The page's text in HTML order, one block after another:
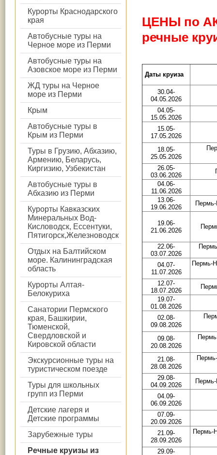
Курорты Краснодарского
края
Автобусные туры на
Черное море из Перми
Автобусные туры на
Азовское море из Перми
ЖД туры на Черное
море из Перми
Крым
Автобусные туры в
Крым из Перми
Туры в Грузию, Абхазию,
Армению, Беларусь,
Киргизию, Узбекистан
Автобусные туры в
Абхазию из Перми
Курорты Кавказских
Минеральных Вод-
Кисловодск, Ессентуки,
Пятигорск,Железноводск
Отдых на Балтийском
море. Калининградская
область
Курорты Алтая-
Белокуриха
Санатории Пермского
края, Башкирии,
Тюменской,
Свердловской и
Кировской области
Экскурсионные туры на
туристическом поезде
Туры для школьных
групп из Перми
Детские лагеря и
Детские программы
Зарубежные туры
Речные круизы из
ЦЕНЫ по
речные
Даты круиза
30.04-
04.05.2026
04.05-
15.05.2026
15.05-
17.05.2026
18.05-
25.05.2026
26.05-
03.06.2026
04.06-
11.06.2026
13.06-
19.06.2026
19.06-
21.06.2026
22.06-
03.07.2026
04.07-
11.07.2026
Пермь-
12.07-
18.07.2026
19.07-
01.08.2026
02.08-
09.08.2026
09.08-
20.08.2026
21.08-
28.08.2026
29.08-
04.09.2026
04.09-
06.09.2026
07.09-
20.09.2026
21.09-
28.09.2026
Пермь-
29.09-